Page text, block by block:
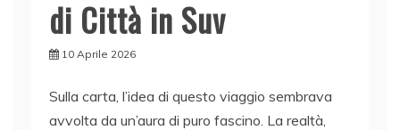
di Città in Suv
10 Aprile 2026
Sulla carta, l’idea di questo viaggio sembrava
avvolta da un’aura di puro fascino. La realtà,